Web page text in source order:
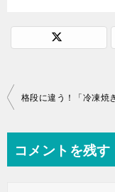
投
ビ
コメントを残す